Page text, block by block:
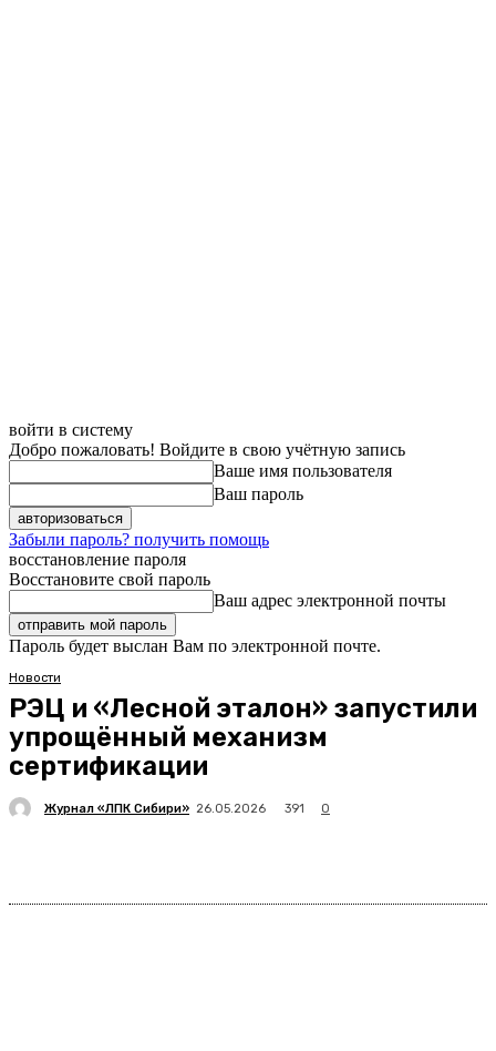
войти в систему
Добро пожаловать! Войдите в свою учётную запись
Ваше имя пользователя
Ваш пароль
Забыли пароль? получить помощь
восстановление пароля
Восстановите свой пароль
Ваш адрес электронной почты
Пароль будет выслан Вам по электронной почте.
Новости
РЭЦ и «Лесной эталон» запустили
упрощённый механизм
сертификации
Журнал «ЛПК Сибири» 26.05.2026 391 0